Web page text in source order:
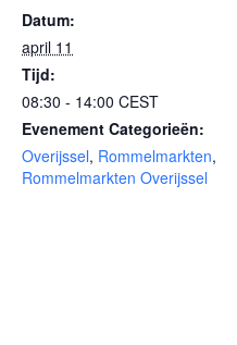
Datum:
april 11
Tijd:
08:30 - 14:00 CEST
Evenement Categorieën:
Overijssel, Rommelmarkten,
Rommelmarkten Overijssel